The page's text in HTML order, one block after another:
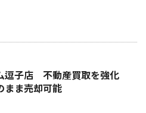
逗子店 不動産買取を強化
ま売却可能